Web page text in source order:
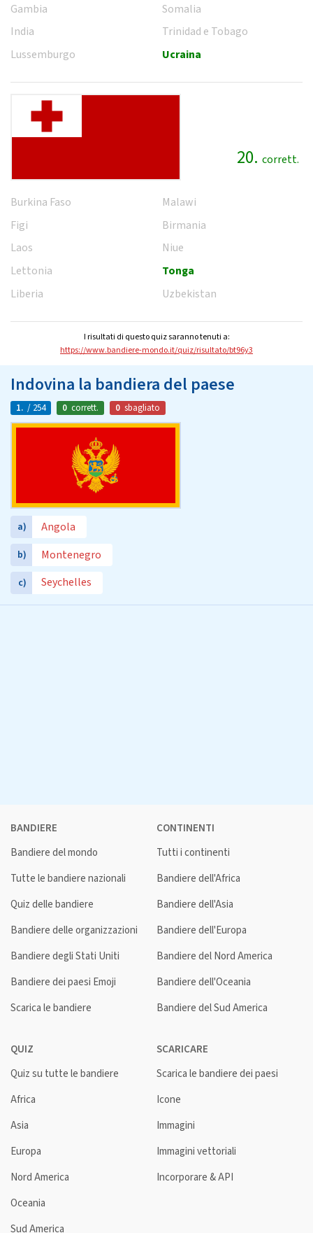
Gambia
India
Lussemburgo
Somalia
Trinidad e Tobago
Ucraina
20. corrett.
Burkina Faso
Figi
Laos
Lettonia
Liberia
Malawi
Birmania
Niue
Tonga
Uzbekistan
I risultati di questo quiz saranno tenuti a:
https://www.bandiere-mondo.it/quiz/risultato/bt96y3
Indovina la bandiera del paese
1. / 254 0 corrett. 0 sbagliato
a) Angola
b) Montenegro
c) Seychelles
BANDIERE
Bandiere del mondo
Tutte le bandiere nazionali
Quiz delle bandiere
Bandiere delle organizzazioni
Bandiere degli Stati Uniti
Bandiere dei paesi Emoji
Scarica le bandiere
CONTINENTI
Tutti i continenti
Bandiere dell'Africa
Bandiere dell'Asia
Bandiere dell'Europa
Bandiere del Nord America
Bandiere dell'Oceania
Bandiere del Sud America
QUIZ
Quiz su tutte le bandiere
Africa
Asia
Europa
Nord America
Oceania
Sud America
SCARICARE
Scarica le bandiere dei paesi
Icone
Immagini
Immagini vettoriali
Incorporare & API